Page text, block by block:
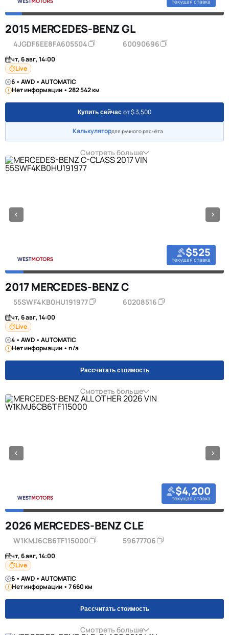
текущая ставка
2015 MERCEDES-BENZ GL
4JGDF6EE8FA605504 60090696
чт, 6 авг, 14:00
Live
6 • AWD • AUTOMATIC
Нет информации • 282 542 км
Купить сейчас от $ 3,500
Калькулятордля ручного расчёта
Смотреть больше
$525
текущая ставка
2017 MERCEDES-BENZ C
55SWF4KB0HU191977 60208516
чт, 6 авг, 14:00
Live
4 • AWD • AUTOMATIC
Нет информации • n/a
Рассчитать стоимость
Смотреть больше
$4,200
текущая ставка
2026 MERCEDES-BENZ CLE
W1KMJ6CB6TF115000 59677706
чт, 6 авг, 14:00
Live
6 • AWD • AUTOMATIC
Нет информации • 7 660 км
Рассчитать стоимость
Смотреть больше